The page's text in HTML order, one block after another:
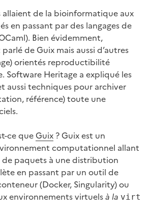
allaient de la bioinformatique aux
en passant par des langages de
Bien évidemment,
parlé de Guix mais aussi d’autres
orientés reproductibilité
Software Heritage a expliqué les
aussi techniques pour archiver
référence) toute une
ce queGuix ? Guix est un
computationnel allant
paquets à une distribution
en passant par un outil de
(Docker, Singularity) ou
environnements virtuelsà la virt